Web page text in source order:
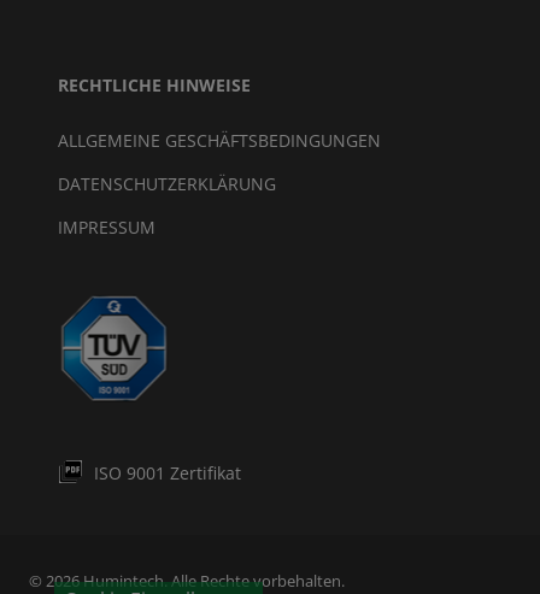
RECHTLICHE HINWEISE
ALLGEMEINE GESCHÄFTSBEDINGUNGEN
DATENSCHUTZERKLÄRUNG
IMPRESSUM
ISO 9001 Zertifikat
© 2026 Humintech. Alle Rechte vorbehalten.